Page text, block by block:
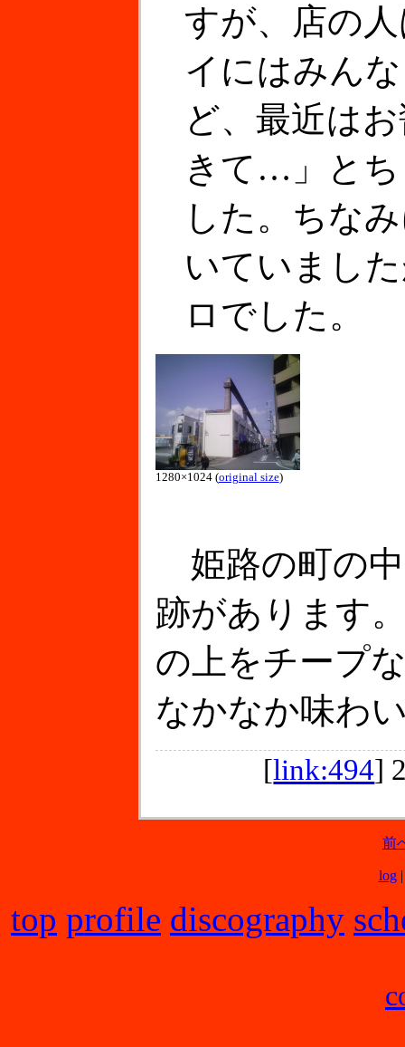
すが、店の
イにはみん
ど、最近は
きて…」と
した。ちな
いていまし
ロでした。
1280×1024 (original size)
姫路の町の
跡があります
の上をチープ
なかなか味わ
[link:494]
前
log
top profile discography